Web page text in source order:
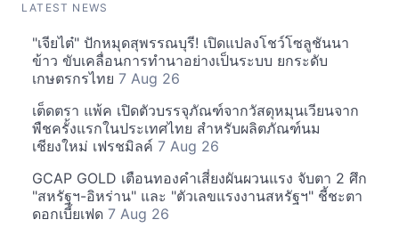
LATEST NEWS
"เจียไต๋" ปักหมุดสุพรรณบุรี! เปิดแปลงโชว์โซลูชันนา
ข้าว ขับเคลื่อนการทำนาอย่างเป็นระบบ ยกระดับ
เกษตรกรไทย 7 Aug 26
เต็ดตรา แพ้ค เปิดตัวบรรจุภัณฑ์จากวัสดุหมุนเวียนจาก
พืชครั้งแรกในประเทศไทย สำหรับผลิตภัณฑ์นม
เชียงใหม่ เฟรชมิลค์ 7 Aug 26
GCAP GOLD เตือนทองคำเสี่ยงผันผวนแรง จับตา 2 ศึก
"สหรัฐฯ-อิหร่าน" และ "ตัวเลขแรงงานสหรัฐฯ" ชี้ชะตา
ดอกเบี้ยเฟด 7 Aug 26